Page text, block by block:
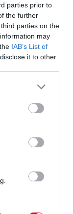
parties prior to
the further
parties on the
may
IAB’s List of
it to other
or more Google
may click to
party tags to
in below Google
A
A
A FŐZŐVÍZBE,